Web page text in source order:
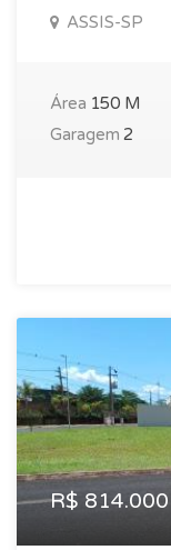
ASSIS-SP
Área 150 M
Garagem 2
R$ 814.000